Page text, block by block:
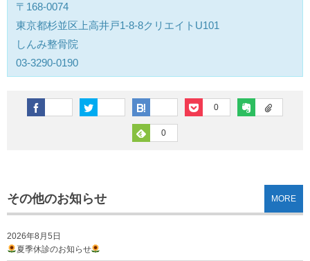
〒168-0074
東京都杉並区上高井戸1-8-8クリエイトU101
しんみ整骨院
03-3290-0190
0
0
その他のお知らせ
2026年8月5日
夏季休診のお知らせ
MORE